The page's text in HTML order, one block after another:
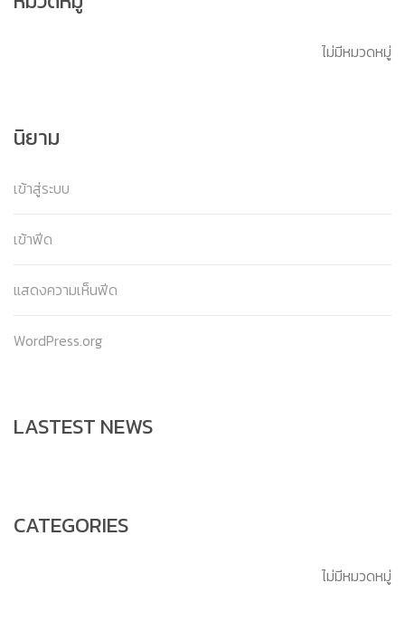
ไม่มีหมวดหมู่
นิยาม
เข้าสู่ระบบ
เข้าฟีด
แสดงความเห็นฟีด
WordPress.org
LASTEST NEWS
CATEGORIES
ไม่มีหมวดหมู่